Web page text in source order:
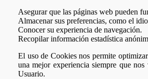
Asegurar que las páginas web pueden
Almacenar sus preferencias, como el
Conocer su experiencia de navegación.
Recopilar información estadística
El uso de Cookies nos permite
una mejor experiencia siempre que
Usuario.